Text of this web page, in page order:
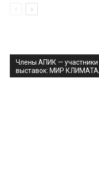
Члены АПИК —
выставок: МИР КЛИМАТА,